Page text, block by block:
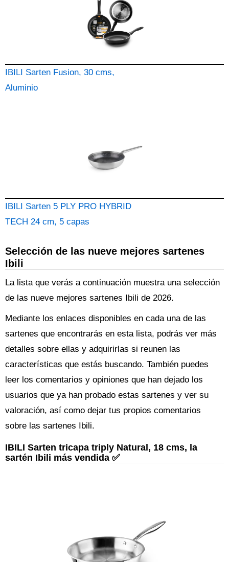
IBILI Sarten Fusion, 30 cms,
Aluminio
IBILI Sarten 5 PLY PRO HYBRID
TECH 24 cm, 5 capas
Selección de las nueve mejores sartenes
Ibili
La lista que verás a continuación muestra una selección
de las nueve mejores sartenes Ibili de 2026.
Mediante los enlaces disponibles en cada una de las
sartenes que encontrarás en esta lista, podrás ver más
detalles sobre ellas y adquirirlas si reunen las
características que estás buscando. También puedes
leer los comentarios y opiniones que han dejado los
usuarios que ya han probado estas sartenes y ver su
valoración, así como dejar tus propios comentarios
sobre las sartenes Ibili.
IBILI Sarten tricapa triply Natural, 18 cms, la
sartén Ibili más vendida ✅